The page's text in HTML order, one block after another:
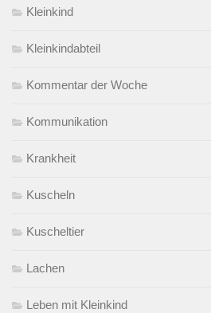
Kleinkind
Kleinkindabteil
Kommentar der Woche
Kommunikation
Krankheit
Kuscheln
Kuscheltier
Lachen
Leben mit Kleinkind